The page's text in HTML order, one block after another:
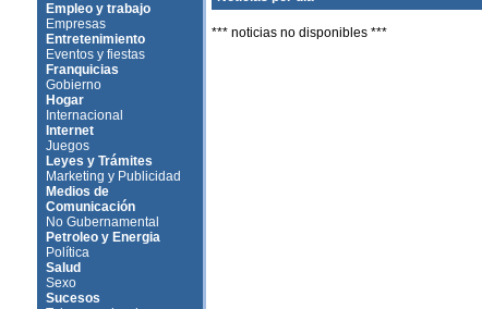
Empleo y trabajo
Empresas
Entretenimiento
Eventos y fiestas
Franquicias
Gobierno
Hogar
Internacional
Internet
Juegos
Leyes y Trámites
Marketing y Publicidad
Medios de
Comunicación
No Gubernamental
Petroleo y Energia
Política
Salud
Sexo
Sucesos
*** noticias no disponibles ***